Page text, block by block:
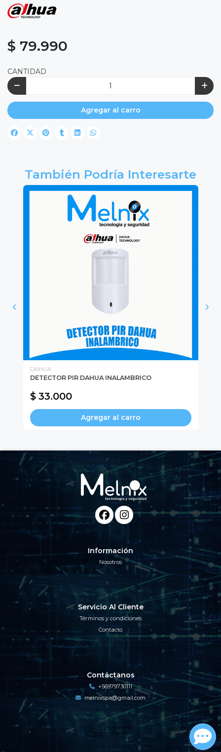
$ 79.990
CANTIDAD
Agregar al carro
También Podría Interesarte
DAHUA
DETECTOR PIR DAHUA INALAMBRICO
$ 33.000
Agregar al carro
Información
Nosotros
Servicio Al Cliente
Términos y condiciones
Contacto
Contáctanos
+56979730111
melnixspa@gmail.com